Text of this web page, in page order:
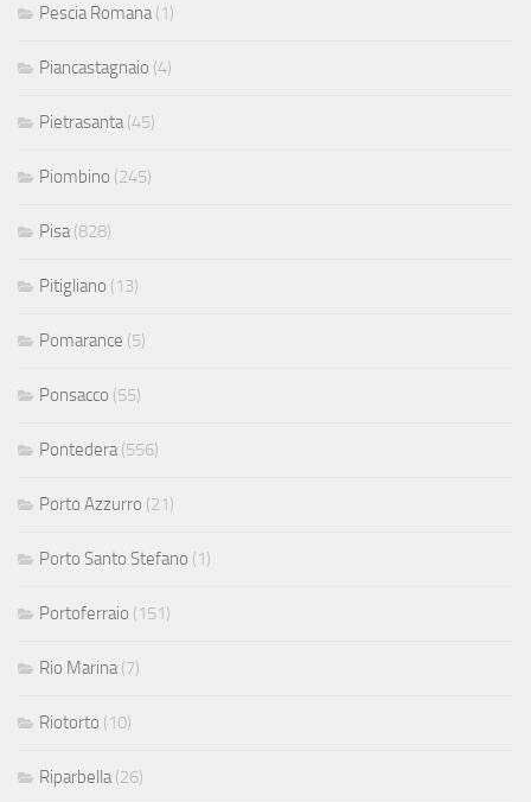
Pescia Romana (1)
Piancastagnaio (4)
Pietrasanta (45)
Piombino (245)
Pisa (828)
Pitigliano (13)
Pomarance (5)
Ponsacco (55)
Pontedera (556)
Porto Azzurro (21)
Porto Santo Stefano (1)
Portoferraio (151)
Rio Marina (7)
Riotorto (10)
Riparbella (26)